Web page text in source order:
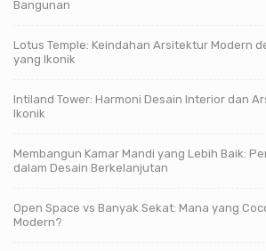
Bangunan
Lotus Temple: Keindahan Arsitektur Modern
yang Ikonik
Intiland Tower: Harmoni Desain Interior dan
Ikonik
Membangun Kamar Mandi yang Lebih Baik:
dalam Desain Berkelanjutan
Open Space vs Banyak Sekat: Mana yang
Modern?